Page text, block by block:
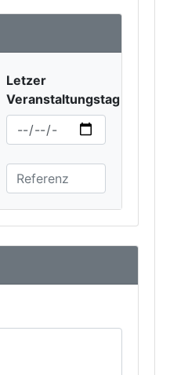
Letzer
Veranstaltungstag